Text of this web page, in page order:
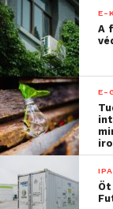
E-
A
E-